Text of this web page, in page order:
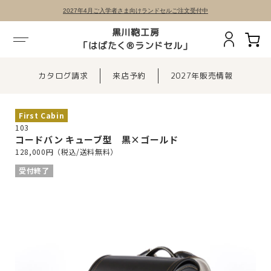
2027年4月ご入学者さま向けランドセルご注文受付中
黒川鞄工房
「はばたく®ランドセル」
カタログ請求 来店予約 2027年販売情報
First Cabin
103
コードバン キューブ型 黒×ゴールド
128,000円（税込/送料無料）
受付終了